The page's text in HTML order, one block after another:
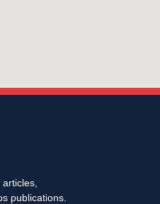
publications.